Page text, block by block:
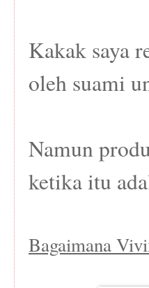
Kakak saya
oleh suami
Namun
ketika itu
Bagaimana